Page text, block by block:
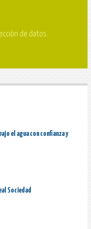
de datos.
el agua con confianza y
Sociedad